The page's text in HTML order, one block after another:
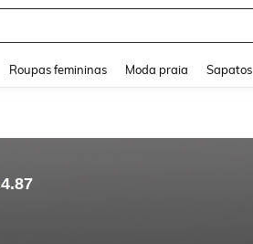
Roupas femininas Moda praia Sapatos
4.87